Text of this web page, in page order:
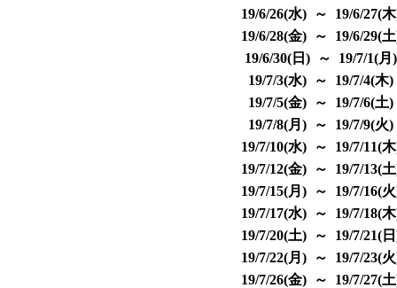
19/6/26(水) ～ 19/6/27(
19/6/28(金) ～ 19/6/29(
19/6/30(日) ～ 19/7/1(
19/7/3(水) ～ 19/7/4(
19/7/5(金) ～ 19/7/6(
19/7/8(月) ～ 19/7/9(
19/7/10(水) ～ 19/7/11(
19/7/12(金) ～ 19/7/13(
19/7/15(月) ～ 19/7/16(
19/7/17(水) ～ 19/7/18(
19/7/20(土) ～ 19/7/21(
19/7/22(月) ～ 19/7/23(
19/7/26(金) ～ 19/7/27(